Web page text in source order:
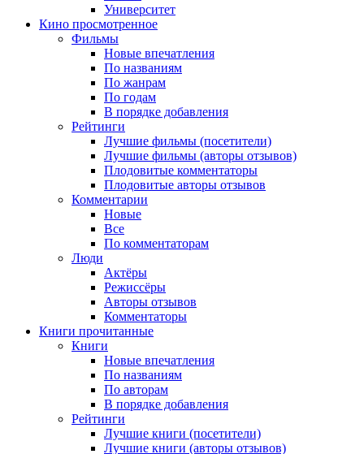
Университет
Кино просмотренное
Фильмы
Новые впечатления
По названиям
По жанрам
По годам
В порядке добавления
Рейтинги
Лучшие фильмы (посетители)
Лучшие фильмы (авторы отзывов)
Плодовитые комментаторы
Плодовитые авторы отзывов
Комментарии
Новые
Все
По комментаторам
Люди
Актёры
Режиссёры
Авторы отзывов
Комментаторы
Книги прочитанные
Книги
Новые впечатления
По названиям
По авторам
В порядке добавления
Рейтинги
Лучшие книги (посетители)
Лучшие книги (авторы отзывов)